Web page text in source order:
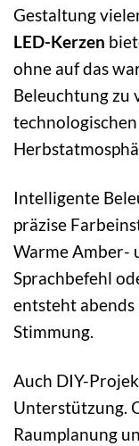
Gestaltung
LED-Kerzen
ohne auf das
Beleuchtung zu
Intelligente
präzise
Warme Amber-
Sprachbefehl
entsteht
Stimmung.
Auch DIY-
Unterstützung.
Raumplanung